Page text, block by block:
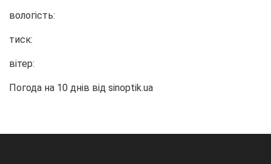
вологість:
тиск:
вітер:
Погода на 10 днів від sinoptik.ua